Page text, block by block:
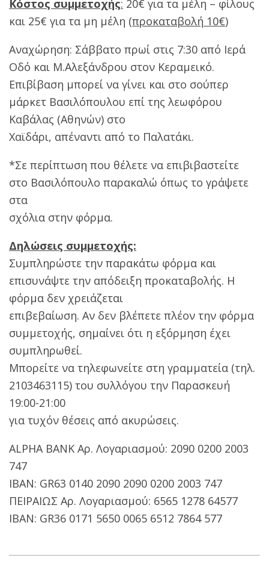
Κόστος συμμετοχής: 20€ για τα μέλη – φίλους
και 25€ για τα μη μέλη (προκαταβολή 10€)
Αναχώρηση: Σάββατο πρωί στις 7:30 από Ιερά
Οδό και Μ.Αλεξάνδρου στον Κεραμεικό.
Επιβίβαση μπορεί να γίνει και στο σούπερ
μάρκετ Βασιλόπουλου επί της λεωφόρου
Καβάλας (Αθηνών) στο
Χαϊδάρι, απέναντι από το Παλατάκι.
*Σε περίπτωση που θέλετε να επιβιβαστείτε
στο Βασιλόπουλο παρακαλώ όπως το γράψετε
στα
σχόλια στην φόρμα.
Δηλώσεις συμμετοχής:
Συμπληρώστε την παρακάτω φόρμα και
επισυνάψτε την απόδειξη προκαταβολής. Η
φόρμα δεν χρειάζεται
επιβεβαίωση. Αν δεν βλέπετε πλέον την φόρμα
συμμετοχής, σημαίνει ότι η εξόρμηση έχει
συμπληρωθεί.
Μπορείτε να τηλεφωνείτε στη γραμματεία (τηλ.
2103463115) του συλλόγου την Παρασκευή
19:00-21:00
για τυχόν θέσεις από ακυρώσεις.
ALPHA BANK Αρ. Λογαριασμού: 2090 0200 2003
747
IBAN: GR63 0140 2090 2090 0200 2003 747
ΠΕΙΡΑΙΩΣ Αρ. Λογαριασμού: 6565 1278 64577
IBAN: GR36 0171 5650 0065 6512 7864 577